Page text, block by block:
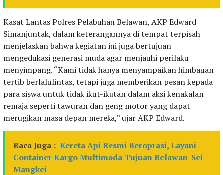
Kasat Lantas Polres Pelabuhan Belawan, AKP Edward
Simanjuntak, dalam keterangannya di tempat terpisah
menjelaskan bahwa kegiatan ini juga bertujuan
mengedukasi generasi muda agar menjauhi perilaku
menyimpang. “Kami tidak hanya menyampaikan himbauan
tertib berlalulintas, tetapi juga memberikan pesan kepada
para siswa untuk tidak ikut-ikutan dalam aksi kenakalan
remaja seperti tawuran dan geng motor yang dapat
merugikan masa depan mereka,” ujar AKP Edward.
Baca Juga : Kereta Api Resmi Beroprasi, Layani
Container Kargo Multimoda Tujuan Belawan-Sei
Mangkei